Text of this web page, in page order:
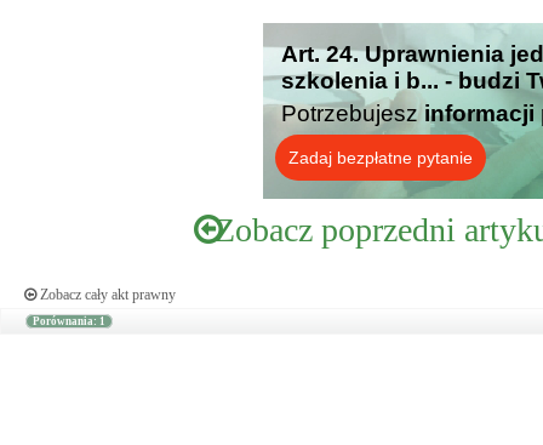
Art. 24. Uprawnienia
szkolenia i b... - budzi
Potrzebujesz informacji
Zadaj bezpłatne pytanie
Zobacz poprzedni
Zobacz cały akt prawny
Porównania: 1